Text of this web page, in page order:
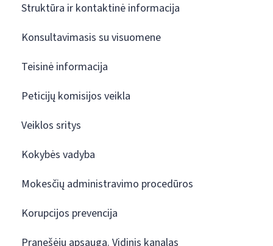
Struktūra ir kontaktinė informacija
Konsultavimasis su visuomene
Teisinė informacija
Peticijų komisijos veikla
Veiklos sritys
Kokybės vadyba
Mokesčių administravimo procedūros
Korupcijos prevencija
Pranešėjų apsauga. Vidinis kanalas